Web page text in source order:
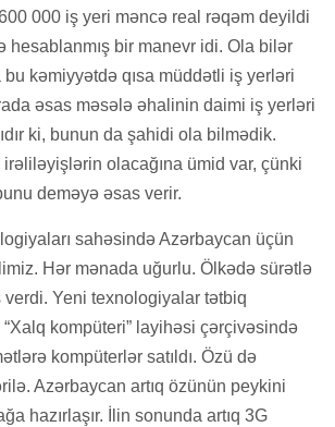
000 iş yeri məncə real rəqəm deyildi
hesablanmış bir manevr idi. Ola bilər
bu kəmiyyətdə qısa müddətli iş yerləri
əsas məsələ əhalinin daimi iş yerləri
ki, bunun da şahidi ola bilmədik.
olacağına ümid var, çünki
deməyə əsas verir.
sahəsində Azərbaycan üçün
Hər mənada uğurlu. Ölkədə sürətlə
Yeni texnologiyalar tətbiq
kompüteri” layihəsi çərçivəsində
kompüterlər satıldı. Özü də
Azərbaycan artıq özünün peykini
hazırlaşır. İlin sonunda artıq 3G